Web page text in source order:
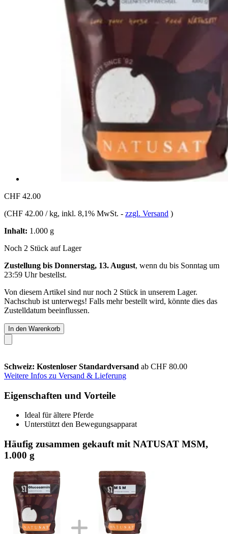
CHF 42.00
(CHF 42.00 / kg, inkl. 8,1% MwSt. - zzgl. Versand )
Inhalt: 1.000 g
Noch 2 Stück auf Lager
Zustellung bis Donnerstag, 13. August, wenn du bis Sonntag um
23:59 Uhrbestellst.
Von diesem Artikel sind nur noch 2 Stück in unserem Lager.
Nachschub ist unterwegs! Falls mehr bestellt wird, könnte dies das
Zustelldatum beeinflussen.
In den Warenkorb
Schweiz: Kostenloser Standardversand ab CHF 80.00
Weitere Infos zu Versand & Lieferung
Eigenschaften und Vorteile
Ideal für ältere Pferde
Unterstützt den Bewegungsapparat
Häufig zusammen gekauft mit NATUSAT MSM,
1.000 g